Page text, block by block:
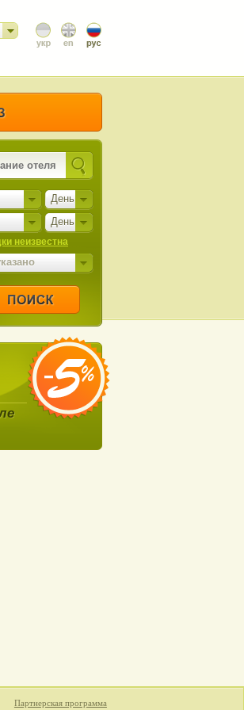
День
День
неизвестна
Партнерская программа